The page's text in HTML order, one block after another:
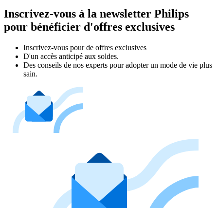
Inscrivez-vous à la newsletter Philips
pour bénéficier d'offres exclusives
Inscrivez‑vous pour de offres exclusives
D'un accès anticipé aux soldes.
Des conseils de nos experts pour adopter un mode de vie plus
sain.